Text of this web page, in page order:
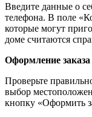
Введите данные о
телефона. В поле
которые могут
доме считаются
Оформление заказа
Проверьте
выбор
кнопку «Оформить